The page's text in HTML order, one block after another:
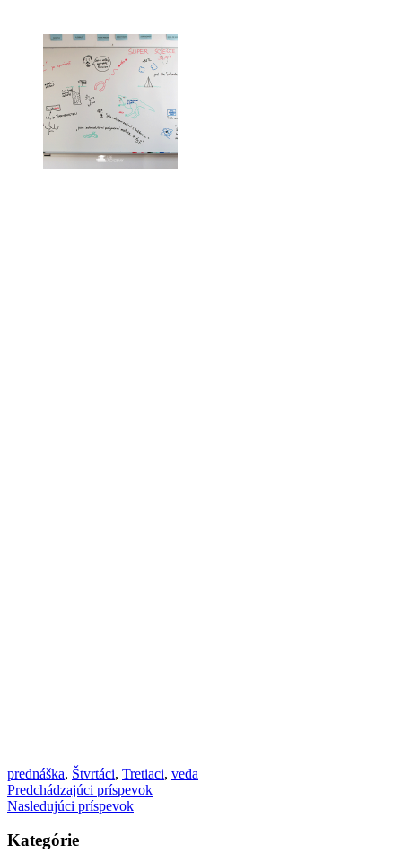
prednáška, Štvrtáci, Tretiaci, veda
Predchádzajúci príspevok
Nasledujúci príspevok
Kategórie